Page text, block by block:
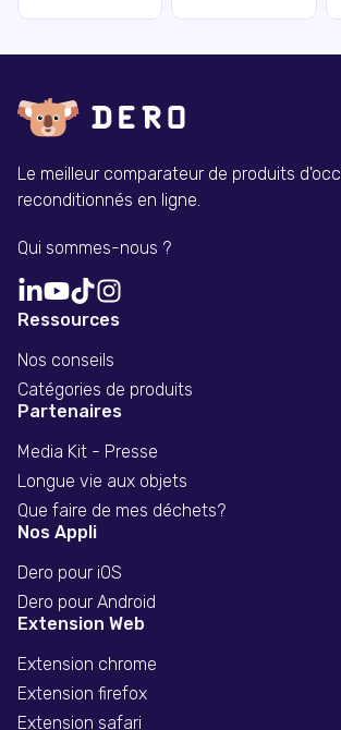
Le meilleur comparateur de produits
reconditionnés en ligne.
Qui sommes-nous ?
Ressources
Nos conseils
Catégories de produits
Partenaires
Media Kit - Presse
Longue vie aux objets
Que faire de mes déchets?
Nos Appli
Dero pour iOS
Dero pour Android
Extension Web
Extension chrome
Extension firefox
Extension safari